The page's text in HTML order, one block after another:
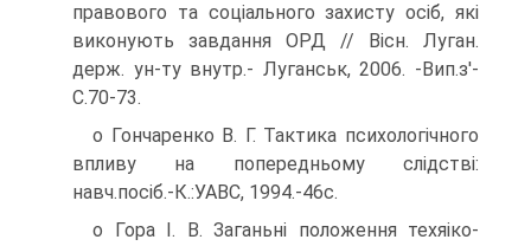
правового та соціального захисту осіб, які
виконують завдання ОРД // Вісн. Луган.
держ. ун-ту внутр.- Луганськ, 2006. -Вип.з'-
С.70-73.
о Гончаренко В. Г. Тактика психологічного
впливу на попередньому слідстві:
навч.посіб.-К.:УАВС, 1994.-46с.
о Гора І. В. Заганьні положення техяіко-